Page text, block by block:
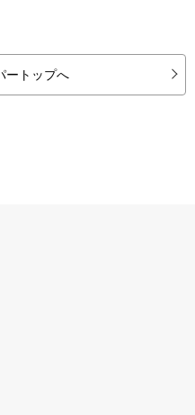
ートップへ